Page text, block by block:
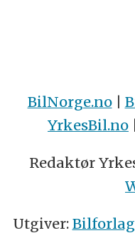
BilNorge.no|
YrkesBil.no |
Redaktør
Utgiver: